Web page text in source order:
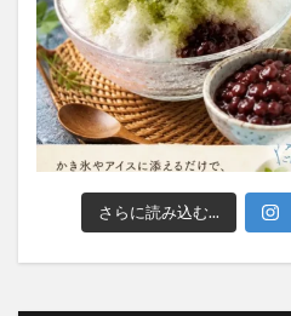
さらに読み込む...